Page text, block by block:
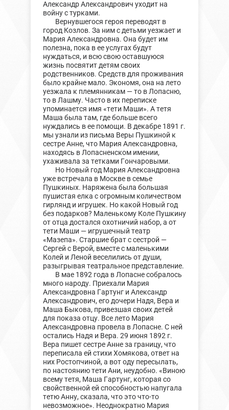
Александр Александрович уходит на
войну с турками.
Вернувшегося героя переводят в
город Козлов. За ним с детьми уезжает и
Мария Александровна. Она будет им
полезна, пока в ее услугах будут
нуждаться, и всю свою оставшуюся
жизнь посвятит детям своих
родственников. Средств для проживания
было крайне мало. Экономя, она на лето
уезжала к племянникам — то в Лопасню,
то в Лашму. Часто в их переписке
упоминается имя «тети Маши». А тетя
Маша была там, где больше всего
нуждались в ее помощи. В декабре 1891 г.
мы узнали из письма Веры Пушкиной к
сестре Анне, что Мария Александровна,
находясь в Лопасненском имении,
ухаживала за тетками Гончаровыми.
Но Новый год Мария Александровна
уже встречала в Москве в семье
Пушкиных. Наряжена была большая
пушистая елка с огромным количеством
гирлянд и игрушек. Но какой Новый год
без подарков? Маленькому Коле Пушкину
от отца достался охотничий набор, а от
тети Маши — игрушечный театр
«Мазепа». Старшие брат с сестрой —
Сергей с Верой, вместе с маленькими
Колей и Леной веселились от души,
разыгрывая театральное представление.
В мае 1892 года в Лопасне собралось
много народу. Приехали Мария
Александровна Гартунг и Александр
Александрович, его дочери Надя, Вера и
Маша Быкова, привезшая своих детей
для показа отцу. Все лето Мария
Александровна провела в Лопасне. С ней
остались Надя и Вера. 29 июня 1892 г.
Вера пишет сестре Анне за границу, что
переписала ей стихи Хомякова, ответ на
них Ростопчиной, а вот оду пересылать,
по настоянию тети Ани, неудобно. «Виною
всему тетя, Маша Гартунг, которая со
свойственной ей способностью напугала
тетю Анну, сказала, что это что-то
невозможное». Неоднократно Мария